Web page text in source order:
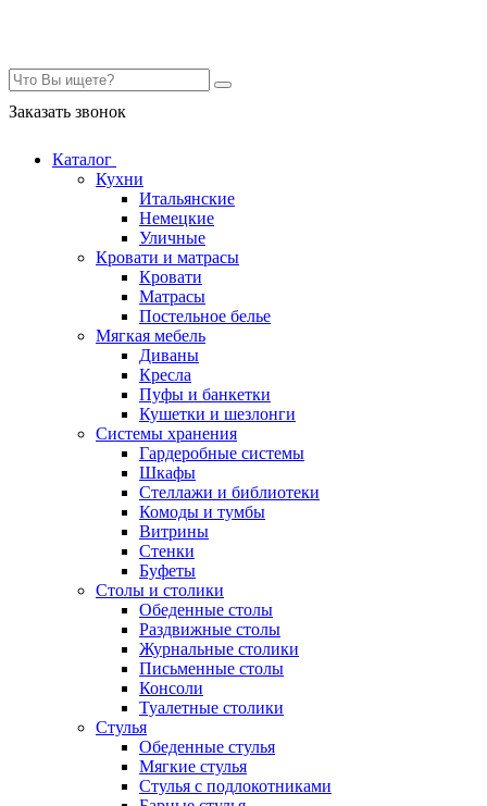
Заказать звонок
Каталог
Кухни
Итальянские
Немецкие
Уличные
Кровати и матрасы
Кровати
Матрасы
Постельное белье
Мягкая мебель
Диваны
Кресла
Пуфы и банкетки
Кушетки и шезлонги
Системы хранения
Гардеробные системы
Шкафы
Стеллажи и библиотеки
Комоды и тумбы
Витрины
Стенки
Буфеты
Столы и столики
Обеденные столы
Раздвижные столы
Журнальные столики
Письменные столы
Консоли
Туалетные столики
Стулья
Обеденные стулья
Мягкие стулья
Стулья с подлокотниками